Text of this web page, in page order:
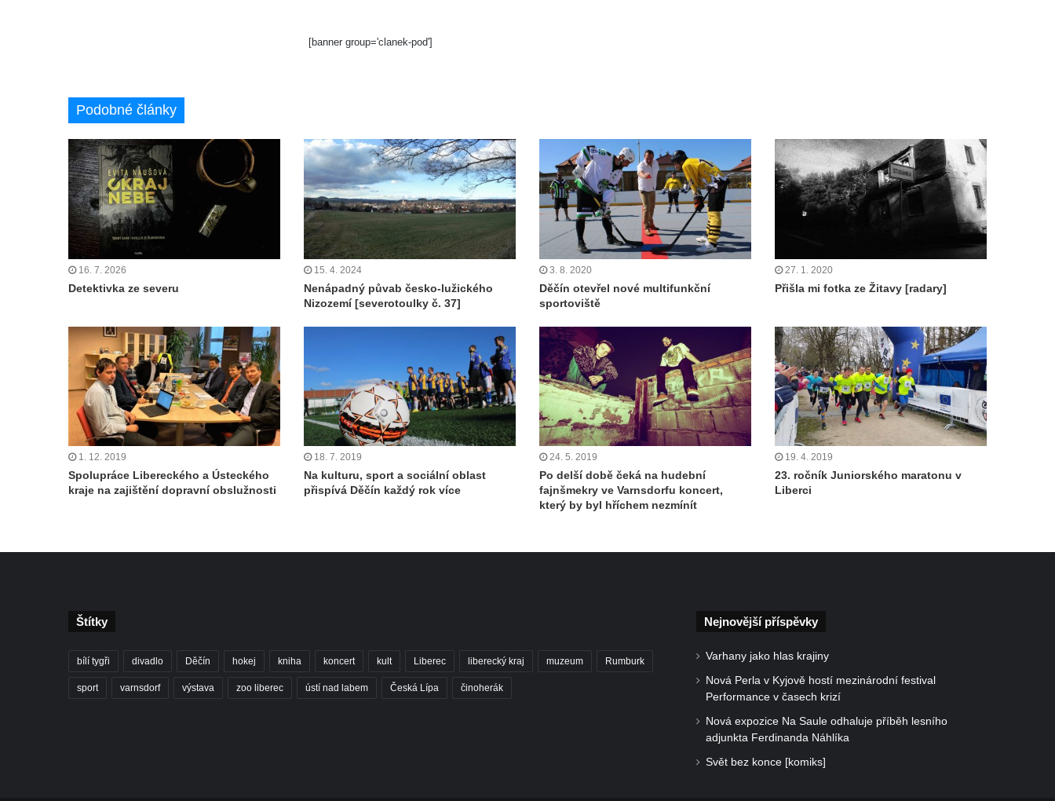
[banner group='clanek-pod']
Podobné články
16. 7. 2026
Detektivka ze severu
15. 4. 2024
Nenápadný půvab česko-lužického
Nizozemí [severotoulky č. 37]
3. 8. 2020
Děčín otevřel nové multifunkční
sportoviště
27. 1. 2020
Přišla mi fotka ze Žitavy [radary]
1. 12. 2019
Spolupráce Libereckého a Ústeckého
kraje na zajištění dopravní obslužnosti
18. 7. 2019
Na kulturu, sport a sociální oblast
přispívá Děčín každý rok více
24. 5. 2019
Po delší době čeká na hudební
fajnšmekry ve Varnsdorfu koncert,
který by byl hříchem nezmínít
19. 4. 2019
23. ročník Juniorského maratonu v
Liberci
Štítky
bílí tygři divadlo Děčín hokej kniha koncert kult Liberec liberecký kraj muzeum Rumburk
sport varnsdorf výstava zoo liberec ústí nad labem Česká Lípa činoherák
Nejnovější příspěvky
Varhany jako hlas krajiny
Nová Perla v Kyjově hostí mezinárodní festival
Performance v časech krizí
Nová expozice Na Saule odhaluje příběh lesního
adjunkta Ferdinanda Náhlíka
Svět bez konce [komiks]